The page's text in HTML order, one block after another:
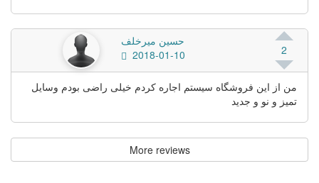
حسین میرخلف
2018-01-10
2
من از این فروشگاه سیستم اجاره کردم خیلی راضی بودم وسایل
تمیز و نو و جدید
More reviews